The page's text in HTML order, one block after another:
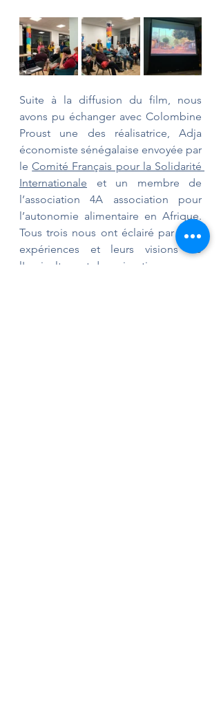
Suite à la diffusion du film, nous
avons pu échanger avec Colombine
Proust une des réalisatrice, Adja
économiste sénégalaise envoyée par
le Comité Français pour la Solidarité
Internationale et un membre de
l’association 4A association pour
l’autonomie alimentaire en Afrique.
Tous trois nous ont éclairé par leurs
expériences et leurs visions de
l'agriculture et des migrations.